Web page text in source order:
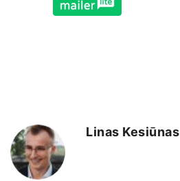
Linas Kesiūnas